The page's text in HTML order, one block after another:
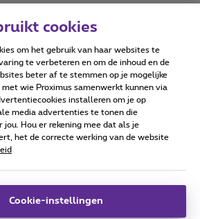
Accessibility statement
© Proximus
consumenteninfo
en wordt beheerd conform het
cookies
om het gebruik van haar websites te
te verbeteren en om de inhoud en de
beter af te stemmen op je mogelijke
wie Proximus samenwerkt kunnen via
installeren om je op
media advertenties te tonen die
jou. Hou er rekening mee dat als je
het de correcte werking van de website
Cookie-instellingen